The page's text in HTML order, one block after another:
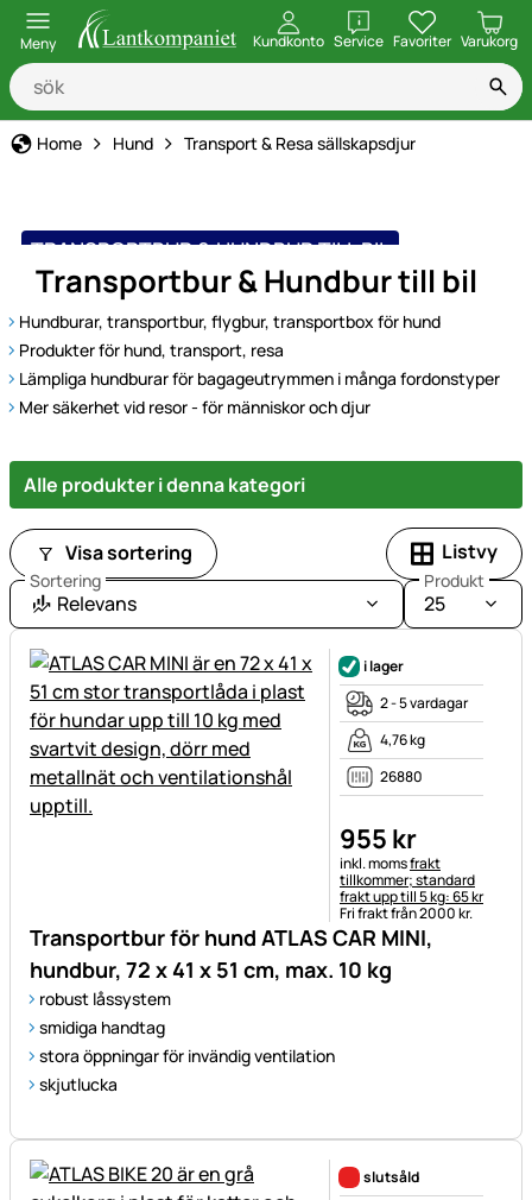
Meny Kundkonto ServiceöppnaFavoriter Varukorg
Home Hund Transport & Resa sällskapsdjur
TRANSPORTBUR & HUNDBUR TILL BIL
Transportbur & Hundbur till bil
Hundburar, transportbur, flygbur, transportbox för hund
Produkter för hund, transport, resa
Lämpliga hundburar för bagageutrymmen i många fordonstyper
Mer säkerhet vid resor - för människor och djur
Alle produkter i denna kategori
Visa sortering Listvy
Sortering
Relevans
Produkt
25
Transportbur för hund ATLAS CAR MINI,
hundbur, 72 x 41 x 51 cm, max. 10 kg
robust låssystem
smidiga handtag
stora öppningar för invändig ventilation
skjutlucka
i lager
2 - 5 vardagar
4,76 kg
26880
955 kr
Skatteinformation:
inkl. momsfrakt
tillkommer; standard
frakt upp till 5 kg: 65 kr
Fri frakt från 2000 kr.
slutsåld